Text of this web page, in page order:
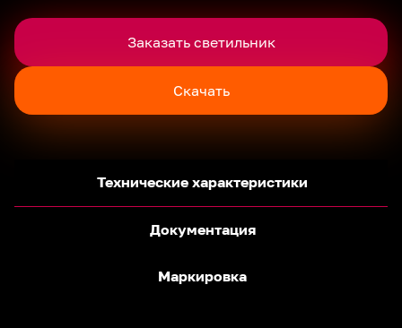
Заказать светильник
Скачать
Технические характеристики
Документация
Маркировка